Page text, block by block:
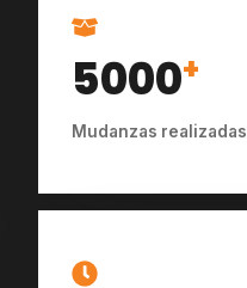
5000+
Mudanzas realizadas